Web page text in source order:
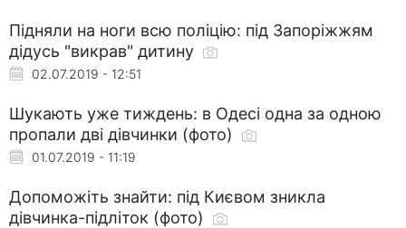
Підняли на ноги всю поліцію: під Запоріжжям
дідусь "викрав" дитину
02.07.2019 - 12:51
Шукають уже тиждень: в Одесі одна за одною
пропали дві дівчинки (фото)
01.07.2019 - 11:19
Допоможіть знайти: під Києвом зникла
дівчинка-підліток (фото)